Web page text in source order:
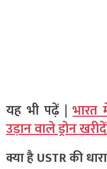
यह भी पढ़ें |भारत
उड़ान वाले ड्रोन
क्या है USTR की